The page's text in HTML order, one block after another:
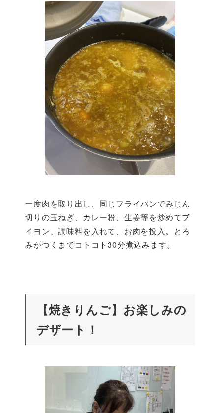
一度肉を取り出し、同じフライパンでみじん
切りの玉ねぎ、カレー粉、生姜等を炒めてブ
イヨン、調味料を入れて、お肉を投入。とろ
みがつくまでコトコト30分煮込みます。
【焼きりんご】お楽しみの
デザート！